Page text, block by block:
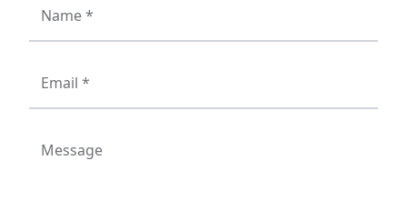
Name *
Email *
Message